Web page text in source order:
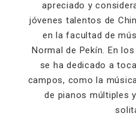
apreciado y
jóvenes talentos de
en la facultad de
Normal de Pekín. En
se ha dedicado a
campos, como la
de pianos múltiples